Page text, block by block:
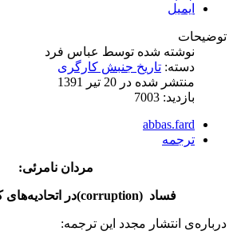
ایمیل
توضیحات
نوشته شده توسط عباس فرد
دسته: تاریخ جنبش کارگری
منتشر شده در 20 تیر 1391
بازدید: 7003
abbas.fard
ترجمه
مردان نامرئی:
فساد (corruption)در اتحادیه‌های کارگری کانادا
درباره‌ی انتشار مجدد این ترجمه: